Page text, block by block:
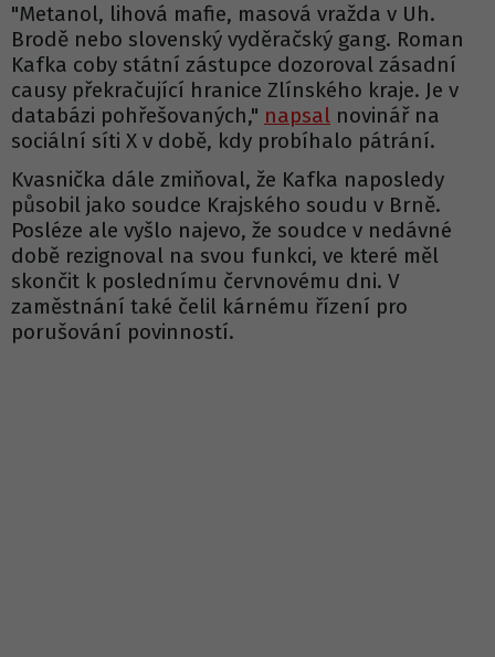
"Metanol, lihová mafie, masová vražda v Uh.
Brodě nebo slovenský vyděračský gang. Roman
Kafka coby státní zástupce dozoroval zásadní
causy překračující hranice Zlínského kraje. Je v
databázi pohřešovaných," napsal novinář na
sociální síti X v době, kdy probíhalo pátrání.
Kvasnička dále zmiňoval, že Kafka naposledy
působil jako soudce Krajského soudu v Brně.
Posléze ale vyšlo najevo, že soudce v nedávné
době rezignoval na svou funkci, ve které měl
skončit k poslednímu červnovému dni. V
zaměstnání také čelil kárnému řízení pro
porušování povinností.